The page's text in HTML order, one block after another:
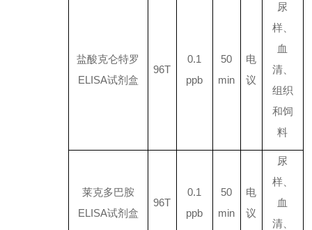
盐酸克仑特罗
ELISA试剂盒
96T
0.1
ppb
50
min
电
议
尿
样、
血
清、
组织
和饲
料
莱克多巴胺
ELISA试剂盒
96T
0.1
ppb
50
min
电
议
尿
样、
血
清、